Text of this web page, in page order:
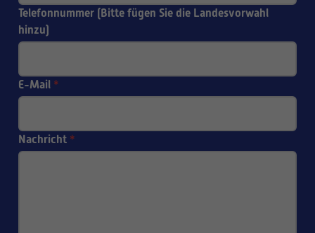
Telefonnummer (Bitte fügen Sie die Landesvorwahl
hinzu)
E-Mail *
Nachricht *